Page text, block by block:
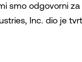
smo odgovorni
Inc. dio je